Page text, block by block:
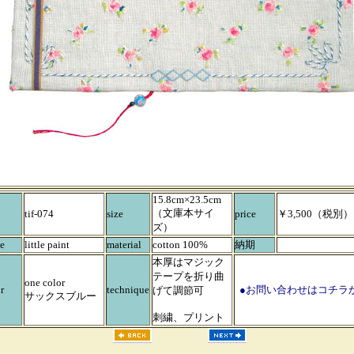
tif-074 size
15.8cm×23.5cm
（文庫本サイ
ズ）
price ￥3,500（税別）
little paint material cotton 100% 納期
one color
サックスブルー
technique
本厚はマジック
テープを折り曲
げて調節可
刺繍、プリント
●お問い合わせはコチラ